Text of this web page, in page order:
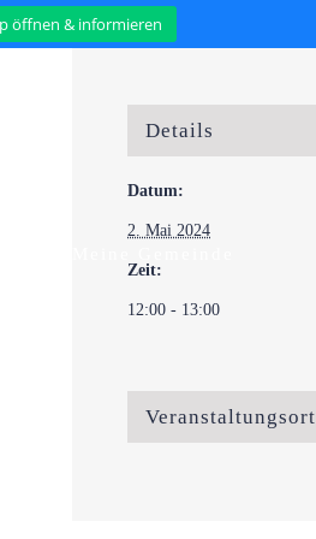
öffnen & informieren
Details
Datum:
2. Mai 2024
Zeit:
12:00 - 13:00
Veranstaltungsort